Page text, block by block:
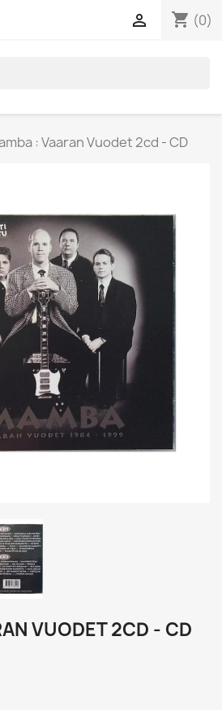
shopping_cart (0)

: Vaaran Vuodet 2cd - CD
VUODET 2CD - CD